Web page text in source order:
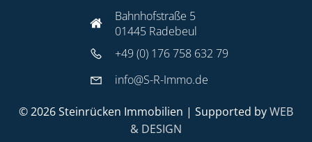
Bahnhofstraße 5
01445 Radebeul
+49 (0) 176 758 632 79
info@S-R-Immo.de
© 2026 Steinrücken Immobilien | Supported byWEB
& DESIGN